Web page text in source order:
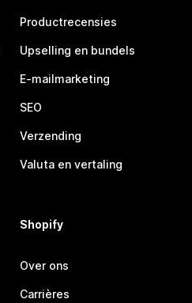
Productrecensies
Upselling en bundels
E-mailmarketing
SEO
Verzending
Valuta en vertaling
Shopify
Over ons
Carrières